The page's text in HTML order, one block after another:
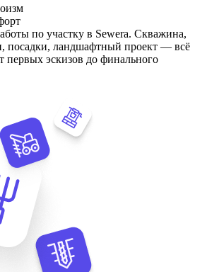
по участку в Sewera. Скважина,
посадки, ландшафтный проект — всё
эскизов до финального